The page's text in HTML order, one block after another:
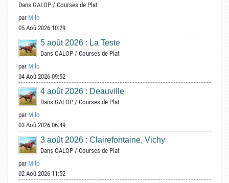
Dans GALOP / Courses de Plat
par Milo
05 Aoû 2026 10:29
5 août 2026 : La Teste
Dans GALOP / Courses de Plat
par Milo
04 Aoû 2026 09:52
4 août 2026 : Deauville
Dans GALOP / Courses de Plat
par Milo
03 Aoû 2026 06:49
3 août 2026 : Clairefontaine, Vichy
Dans GALOP / Courses de Plat
par Milo
02 Aoû 2026 11:52